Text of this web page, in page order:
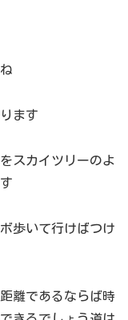
ます
スカイツリーのよ
歩いて行けばつけ
離であるならば時